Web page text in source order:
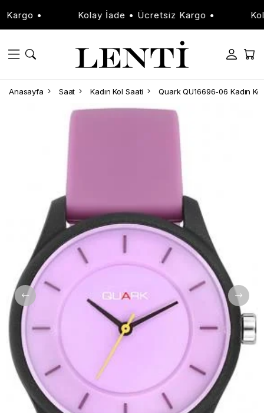
• Kolay İade • Ücretsiz Kargo •
Anasayfa Saat Kadın Kol Saati Quark QU16696-06 Kadın